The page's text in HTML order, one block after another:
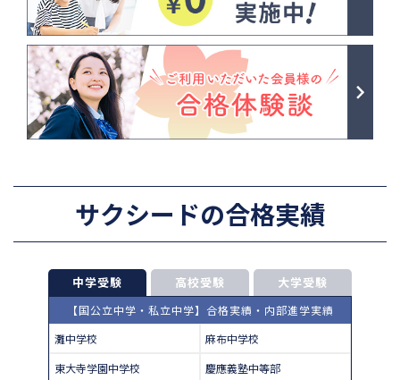
サクシードの合格実績
中学受験 高校受験 大学受験
【国公立中学・私立中学】合格実績・内部進学実績
灘中学校
麻布中学校
東大寺学園中学校
慶應義塾中等部